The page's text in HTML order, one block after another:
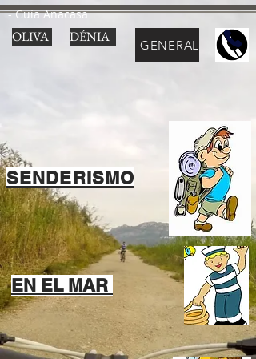
- Guía Anacasa
OLIVA DÉNIA GENERAL
SENDERISMO
EN EL MAR